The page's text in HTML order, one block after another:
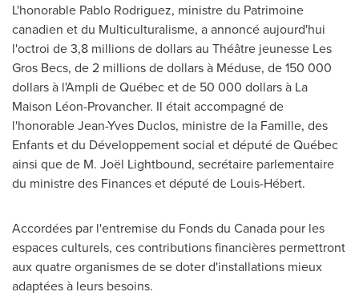
L'honorable Pablo Rodriguez, ministre du Patrimoine
canadien et du Multiculturalisme, a annoncé aujourd'hui
l'octroi de 3,8 millions de dollars au Théâtre jeunesse Les
Gros Becs, de 2 millions de dollars à Méduse, de 150 000
dollars à l'Ampli de Québec et de 50 000 dollars à La
Maison Léon-Provancher. Il était accompagné de
l'honorableJean-Yves Duclos, ministre de la Famille, des
Enfants et du Développement social et député de Québec
ainsi que de M. Joël Lightbound, secrétaire parlementaire
du ministre des Finances et député de Louis-Hébert.
Accordées par l'entremise du Fonds du Canada pour les
espaces culturels, ces contributions financières permettront
aux quatre organismes de se doter d'installations mieux
adaptées à leurs besoins.